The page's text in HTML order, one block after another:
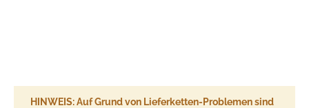
HINWEIS: Auf Grund von Lieferketten-Problemen sind